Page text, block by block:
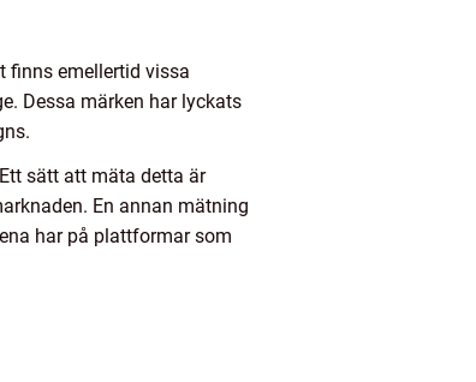
finns emellertid vissa
Dessa märken har lyckats
sätt att mäta detta är
En annan mätning
har på plattformar som